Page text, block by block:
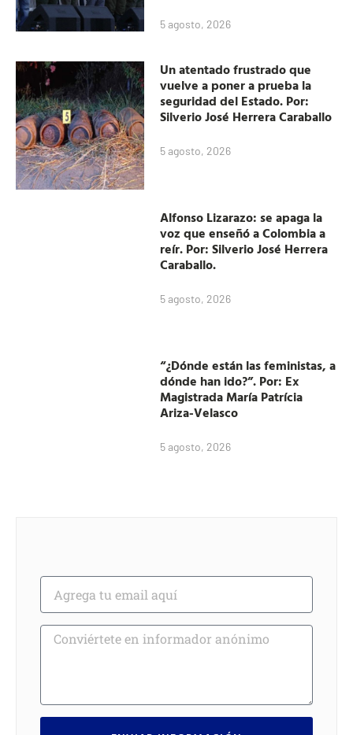
5 agosto, 2026
Un atentado frustrado que
vuelve a poner a prueba la
seguridad del Estado. Por:
Silverio José Herrera Caraballo
5 agosto, 2026
Alfonso Lizarazo: se apaga la
voz que enseñó a Colombia a
reír. Por: Silverio José Herrera
Caraballo.
5 agosto, 2026
“¿Dónde están las feministas, a
dónde han ido?”. Por: Ex
Magistrada María Patrícia
Ariza-Velasco
5 agosto, 2026